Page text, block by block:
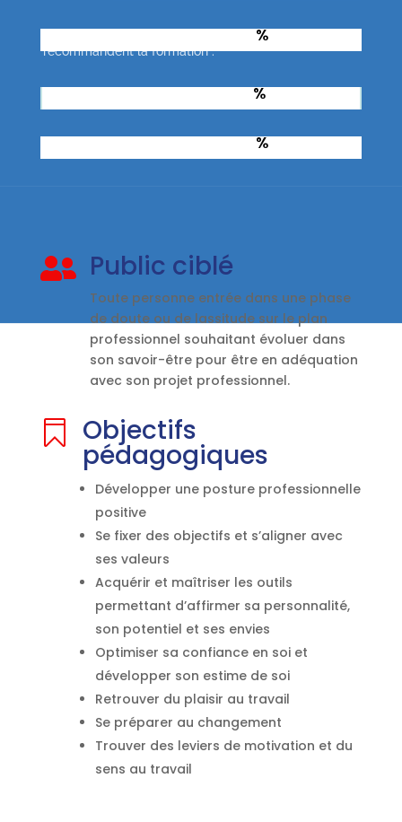
recommandent la formation :
%
%
%
 Public ciblé
Toute personne entrée dans une phase
de doute ou de lassitude sur le plan
professionnel souhaitant évoluer dans
son savoir-être pour être en adéquation
avec son projet professionnel.
 Objectifs
pédagogiques
Développer une posture professionnelle
positive
Se fixer des objectifs et s’aligner avec
ses valeurs
Acquérir et maîtriser les outils
permettant d’affirmer sa personnalité,
son potentiel et ses envies
Optimiser sa confiance en soi et
développer son estime de soi
Retrouver du plaisir au travail
Se préparer au changement
Trouver des leviers de motivation et du
sens au travail